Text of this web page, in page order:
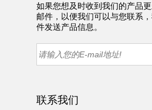
如果您想及时收到我们的产品
邮件，以便我们可以与您联系
件发送产品信息。
联系我们